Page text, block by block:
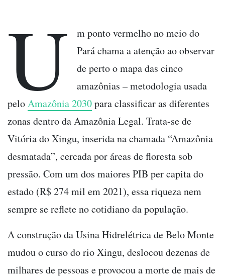
U
m ponto vermelho no meio do
Pará chama a atenção ao observar
de perto o mapa das cinco
amazônias – metodologia usada
peloAmazônia 2030para classificar as diferentes
zonas dentro da Amazônia Legal. Trata-se de
Vitória do Xingu, inserida na chamada “Amazônia
desmatada”, cercada por áreas de floresta sob
pressão. Com um dos maiores PIB per capita do
estado (R$ 274 mil em 2021), essa riqueza nem
sempre se reflete no cotidiano da população.
A construção da Usina Hidrelétrica de Belo Monte
mudou o curso do rio Xingu, deslocou dezenas de
milhares de pessoas e provocou a morte de mais de